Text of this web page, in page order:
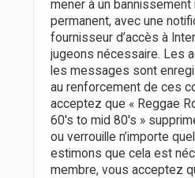
mener à un
permanent, avec une
fournisseur d’accès à
jugeons nécessaire. Les
les messages sont
au renforcement de ces
acceptez que « Reggae
60's to mid 80's »
ou verrouille n’importe
estimons que cela est
membre, vous acceptez